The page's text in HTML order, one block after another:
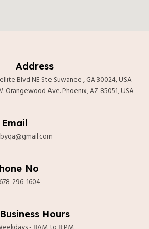
Address
Blvd NE Ste Suwanee , GA 30024, USA
Orangewood Ave. Phoenix, AZ 85051, USA
Email
No
296-1604
Business Hours